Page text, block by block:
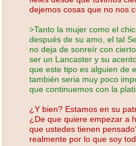
dejemos cosas que no nos
>Tanto la mujer como el
después de su amo, el tal
no deja de sonreír con
ser un Lancaster y su
que este tipo es alguien de
también seria muy poco
que continuemos con la
¿Y bien? Estamos en su
¿De que quiere empezar a
que ustedes tienen
realmente por lo que soy